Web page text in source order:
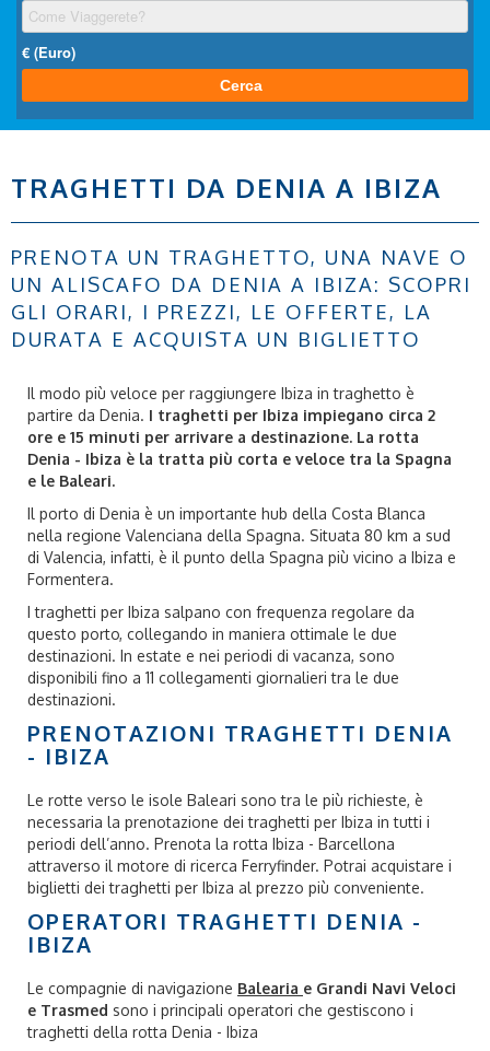
TRAGHETTI DA DENIA A IBIZA
PRENOTA UN TRAGHETTO, UNA NAVE O
UN ALISCAFO DA DENIA A IBIZA: SCOPRI
GLI ORARI, I PREZZI, LE OFFERTE, LA
DURATA E ACQUISTA UN BIGLIETTO
Il modo più veloce per raggiungere Ibiza in traghetto è
partire da Denia. I traghetti per Ibiza impiegano circa 2
ore e 15 minuti per arrivare a destinazione. La rotta
Denia - Ibiza è la tratta più corta e veloce tra la Spagna
e le Baleari.
Il porto di Denia è un importante hub della Costa Blanca
nella regione Valenciana della Spagna. Situata 80 km a sud
di Valencia, infatti, è il punto della Spagna più vicino a Ibiza e
Formentera.
I traghetti per Ibiza salpano con frequenza regolare da
questo porto, collegando in maniera ottimale le due
destinazioni. In estate e nei periodi di vacanza, sono
disponibili fino a 11 collegamenti giornalieri tra le due
destinazioni.
PRENOTAZIONI TRAGHETTI DENIA
- IBIZA
Le rotte verso le isole Baleari sono tra le più richieste, è
necessaria la prenotazione dei traghetti per Ibiza in tutti i
periodi dell’anno. Prenota la rotta Ibiza - Barcellona
attraverso il motore di ricerca Ferryfinder. Potrai acquistare i
biglietti dei traghetti per Ibiza al prezzo più conveniente.
OPERATORI TRAGHETTI DENIA -
IBIZA
Le compagnie di navigazione Balearia e Grandi Navi Veloci
e Trasmed sono i principali operatori che gestiscono i
traghetti della rotta Denia - Ibiza